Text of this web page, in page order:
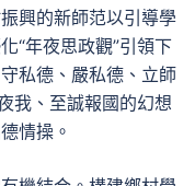
興的新師范以引導學
“年夜思政觀”引領下
私德、嚴私德、立師
我、至誠報國的幻想
情操。